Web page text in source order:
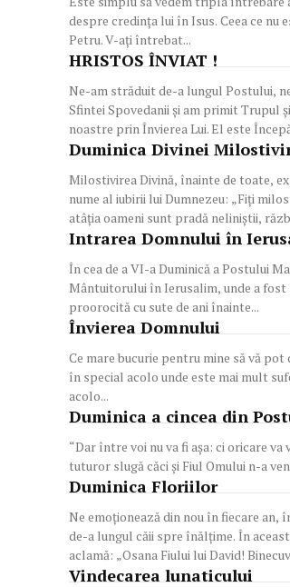
despre credinţa lui în Isus. Ceea ce
Petru. V-aţi întrebat...
HRISTOS ÎNVIAT !
Ne-am străduit de-a lungul Postului,
Sfintei Spovedanii și am primit Trupul
noastre prin Învierea Lui. El este
Duminica Divinei
Milostivirea Divină, înainte de toate,
nume al iubirii lui Dumnezeu: „Fiţi
atâţia oameni sunt pradă neliniştii,
Intrarea Domnului în
În cea de a VI-a Duminică a Postului
Mântuitorului în Ierusalim, unde a fost
proorocită cu sute de ani înainte...
Învierea Domnului
Ce mare bucurie pentru mine să vă
în special acolo unde este mai mult
acolo...
Duminica a cincea din
“Dar între voi nu va fi aşa: ci oricare
tuturor slugă căci şi Fiul Omului n-a
Duminica Floriilor
Ne emoţionează din nou în fiecare
de-a lungul căii spre înălţime. În
aclamă: „Osana Fiului lui David!
Vindecarea lunaticului